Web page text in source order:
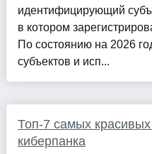
идентифицирующий
в котором
По состоянию на 2026
субъектов и исп...
Топ-7 самых
киберпанка